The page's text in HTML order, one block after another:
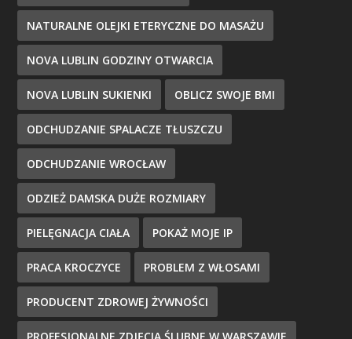
NATURALNE OLEJKI ETERYCZNE DO MASAŻU
NOVA LUBLIN GODZINY OTWARCIA
NOVA LUBLIN SUKIENKI OBLICZ SWOJE BMI
ODCHUDZANIE SPALACZE TŁUSZCZU
ODCHUDZANIE WROCŁAW
ODZIEŻ DAMSKA DUŻE ROZMIARY
PIELĘGNACJA CIAŁA POKAŻ MOJE IP
PRACA KROCZYCE PROBLEM Z WŁOSAMI
PRODUCENT ZDROWEJ ŻYWNOŚCI